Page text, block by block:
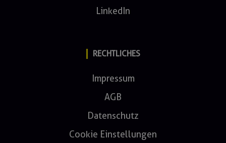
LinkedIn
RECHTLICHES
Impressum
AGB
Datenschutz
Cookie Einstellungen